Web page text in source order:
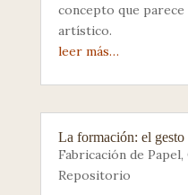
concepto que
artístico.
leer más…
La formación: el gesto
Fabricación de Papel,
Repositorio